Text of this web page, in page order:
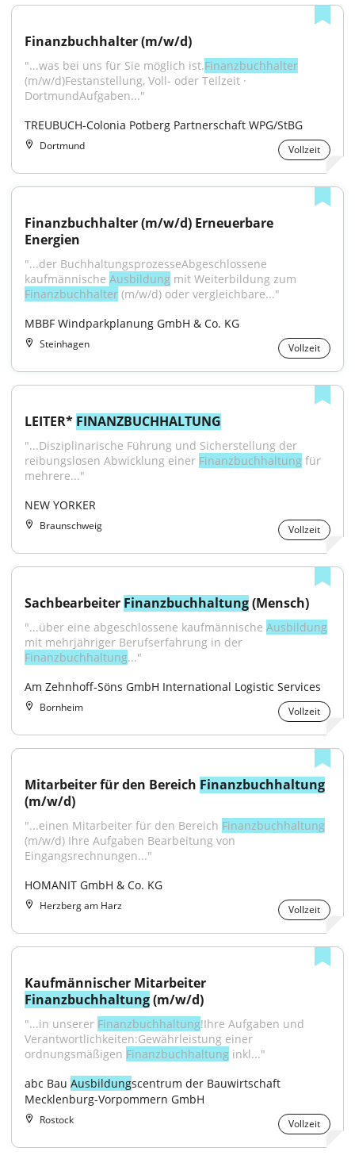
Finanzbuchhalter (m/w/d)
"...was bei uns für Sie möglich ist.Finanzbuchhalter
(m/w/d)Festanstellung, Voll- oder Teilzeit ·
DortmundAufgaben..."
TREUBUCH-Colonia Potberg Partnerschaft WPG/StBG
Dortmund Vollzeit
Finanzbuchhalter (m/w/d) Erneuerbare
Energien
"...der BuchhaltungsprozesseAbgeschlossene
kaufmännische Ausbildung
Finanzbuchhalter (m/w/d) oder vergleichbare..."
MBBF Windparkplanung GmbH & Co. KG
Steinhagen Vollzeit
LEITER* FINANZBUCHHALTUNG
"...Disziplinarische Führung und Sicherstellung der
reibungslosen Abwicklung einer Finanzbuchhaltung für
mehrere..."
NEW YORKER
Braunschweig Vollzeit
Sachbearbeiter Finanzbuchhaltung (Mensch)
"...über eine abgeschlossene kaufmännische Ausbildung
Finanzbuchhaltung..."
Am Zehnhoff-Söns GmbH International Logistic Services
Bornheim Vollzeit
Mitarbeiter für den Bereich Finanzbuchhaltung
(m/w/d)
"...einen Mitarbeiter für den Bereich Finanzbuchhaltung
(m/w/d) Ihre Aufgaben Bearbeitung von
Eingangsrechnungen..."
HOMANIT GmbH & Co. KG
Herzberg am Harz Vollzeit
Finanzbuchhaltung (m/w/d)
"...in unserer Finanzbuchhaltung!Ihre Aufgaben und
Verantwortlichkeiten:Gewährleistung einer
ordnungsmäßigen Finanzbuchhaltung inkl..."
abc Bau Ausbildungscentrum der Bauwirtschaft
Mecklenburg-Vorpommern GmbH
Rostock Vollzeit